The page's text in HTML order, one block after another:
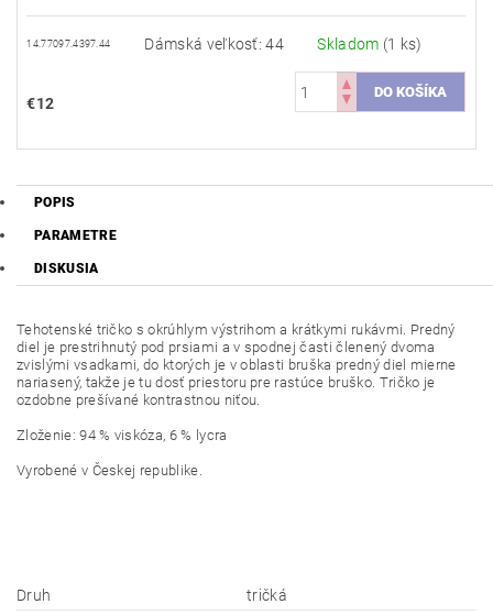
14.77097.4397.44 Dámská veľkosť: 44 Skladom (1 ks)
€12
POPIS
PARAMETRE
DISKUSIA
Tehotenské tričko s okrúhlym výstrihom a krátkymi rukávmi. Predný
diel je prestrihnutý pod prsiami a v spodnej časti členený dvoma
zvislými vsadkami, do ktorých je v oblasti bruška predný diel mierne
nariasený, takže je tu dosť priestoru pre rastúce bruško. Tričko je
ozdobne prešívané kontrastnou niťou.
Zloženie: 94 % viskóza, 6 % lycra
Vyrobené v Českej republike.
Druh
tričká